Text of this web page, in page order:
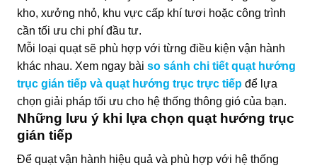
kho, xưởng nhỏ, khu vực cấp khí tươi hoặc công trình
cần tối ưu chi phí đầu tư.
Mỗi loại quạt sẽ phù hợp với từng điều kiện vận hành
khác nhau. Xem ngay bài so sánh chi tiết quạt hướng
trục gián tiếp và quạt hướng trục trực tiếp để lựa
chọn giải pháp tối ưu cho hệ thống thông gió của bạn.
Những lưu ý khi lựa chọn quạt hướng trục
gián tiếp
Để quạt vận hành hiệu quả và phù hợp với hệ thống